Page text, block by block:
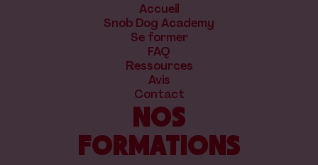
Accueil
Snob Dog Academy
Se former
FAQ
Ressources
Avis
Contact
NOS
FORMATIONS